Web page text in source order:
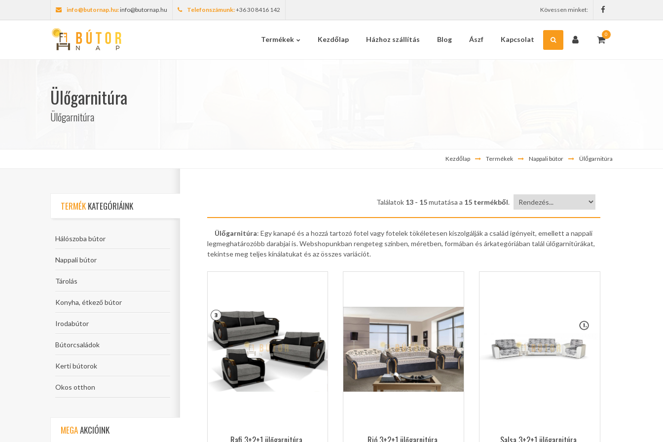
info@butornap.hu:info@butornap.hu Telefonszámunk:+36 30 8416 142 Kövessen minket:
Termékek Kezdőlap Házhoz szállítás Blog Ászf Kapcsolat
0
Ülőgarnitúra
Ülőgarnitúra
Kezdőlap Termékek Nappali bútor Ülőgarnitúra
TERMÉK KATEGÓRIÁINK
Hálószoba bútor
Nappali bútor
Tárolás
Konyha, étkező bútor
Irodabútor
Bútorcsaládok
Kerti bútorok
Okos otthon
MEGAAKCIÓINK
Találatok 13 - 15mutatása a 15 termékből.
Ülőgarnitúra: Egy kanapé és a hozzá tartozó fotel vagy fotelek tökéletesen kiszolgálják a család igényeit, emellett a nappali
legmeghatározóbb darabjai is. Webshopunkban rengeteg színben, méretben, formában és árkategóriában talál ülőgarnitúrákat,
tekintse meg teljes kínálatukat és az összes variációt.